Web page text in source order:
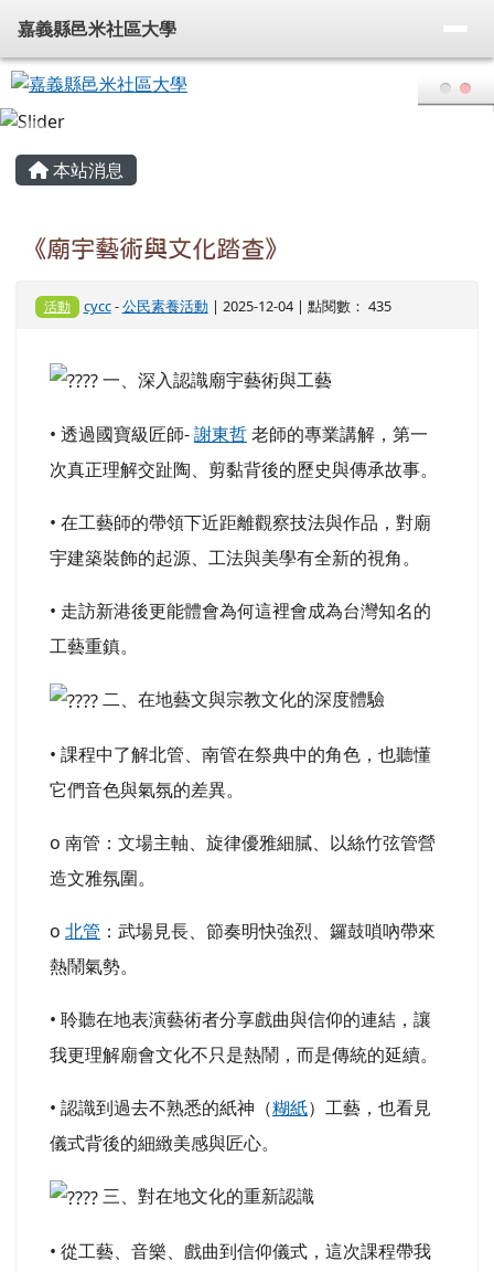
嘉義縣邑米社區大學
導覽列
嘉義縣邑米社區大學
主內容區域
本站消息
《廟宇藝術與文化踏查》
活動 cycc-公民素養活動| 2025-12-04 | 點閱數： 435
一、深入認識廟宇藝術與工藝
• 透過國寶級匠師-謝東哲老師的專業講解，第一
次真正理解交趾陶、剪黏背後的歷史與傳承故事。
• 在工藝師的帶領下近距離觀察技法與作品，對廟
宇建築裝飾的起源、工法與美學有全新的視角。
• 走訪新港後更能體會為何這裡會成為台灣知名的
工藝重鎮。
二、在地藝文與宗教文化的深度體驗
• 課程中了解北管、南管在祭典中的角色，也聽懂
它們音色與氣氛的差異。
o 南管：文場主軸、旋律優雅細膩、以絲竹弦管營
造文雅氛圍。
o 北管 ：武場見長、節奏明快強烈、鑼鼓嗩吶帶來
熱鬧氣勢。
• 聆聽在地表演藝術者分享戲曲與信仰的連結，讓
我更理解廟會文化不只是熱鬧，而是傳統的延續。
• 認識到過去不熟悉的紙神（糊紙）工藝，也看見
儀式背後的細緻美感與匠心。
三、對在地文化的重新認識
• 從工藝、音樂、戲曲到信仰儀式，這次課程帶我
頁尾區域